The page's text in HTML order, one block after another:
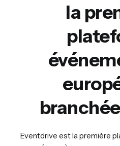
la
Eventdrive est la première